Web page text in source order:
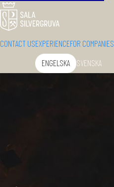
CONTACT USEXPERIENCEFOR COMPANIES
Change language:
ENGELSKA SVENSKA